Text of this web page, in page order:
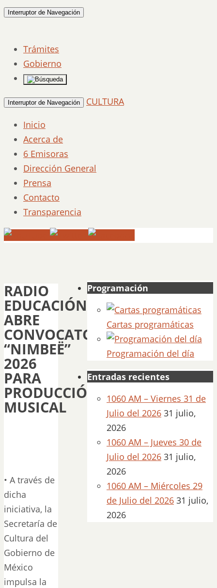
Interruptor de Navegación
Trámites
Gobierno
Interruptor de Navegación
CULTURA
Inicio
Acerca de
6 Emisoras
Dirección General
Prensa
Contacto
Transparencia
RADIO
EDUCACIÓN
ABRE
CONVOCATORIA
“NIMBEË”
2026
PARA
PRODUCCIÓN
MUSICAL
• A través de
dicha
iniciativa, la
Secretaría de
Cultura del
Gobierno de
México
impulsa la
Programación
Cartas programáticas
Programación del día
Entradas recientes
1060 AM – Viernes 31 de
Julio del 2026 31 julio,
2026
1060 AM – Jueves 30 de
Julio del 2026 31 julio,
2026
1060 AM – Miércoles 29
de Julio del 2026 31 julio,
2026